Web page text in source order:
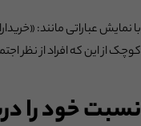
با نمایش عباراتی مانند:
کوچک از این که افراد از نظر
نسبت خود را